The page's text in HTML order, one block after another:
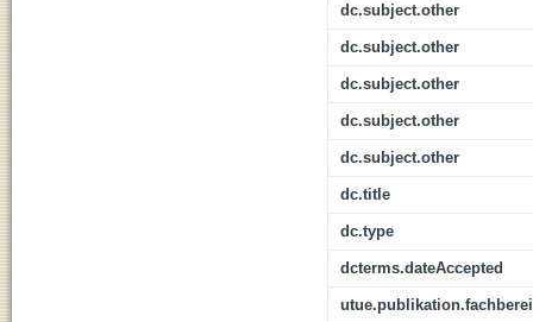
dc.subject.other
dc.subject.other
dc.subject.other
dc.subject.other
dc.subject.other
dc.title
dc.type
dcterms.dateAccepted